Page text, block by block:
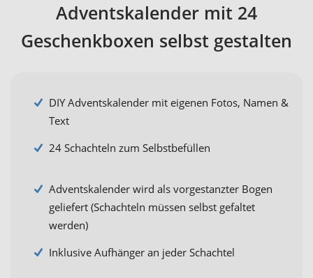
Adventskalender mit 24
Geschenkboxen selbst gestalten
DIY Adventskalender mit eigenen Fotos, Namen &
Text
24 Schachteln zum Selbstbefüllen
Adventskalender wird als vorgestanzter Bogen
geliefert (Schachteln müssen selbst gefaltet
werden)
Inklusive Aufhänger an jeder Schachtel